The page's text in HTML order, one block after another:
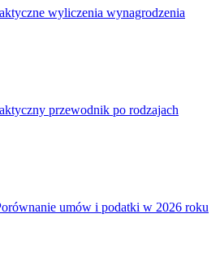
wyliczenia wynagrodzenia
przewodnik po rodzajach
umów i podatki w 2026 roku